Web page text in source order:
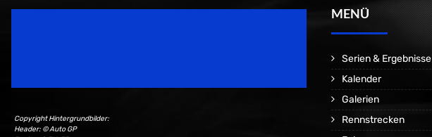
Copyright Hintergrundbilder:
Header: © Auto GP
MENÜ
Serien & Ergebnisse
Kalender
Galerien
Rennstrecken